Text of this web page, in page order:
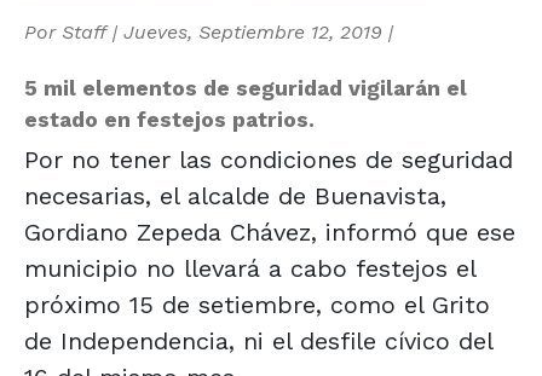
Por Staff| Jueves, Septiembre 12, 2019 |
5 mil elementos de seguridad vigilarán el
estado en festejos patrios.
Por no tener las condiciones de seguridad
necesarias, el alcalde de Buenavista,
Gordiano Zepeda Chávez, informó que ese
municipio no llevará a cabo festejos el
próximo 15 de setiembre, como el Grito
de Independencia, ni el desfile cívico del